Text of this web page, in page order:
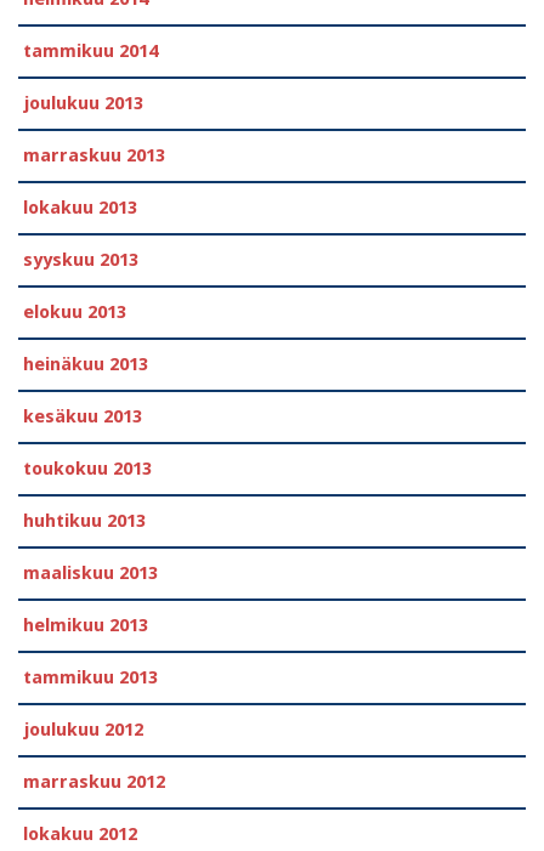
tammikuu 2014
joulukuu 2013
marraskuu 2013
lokakuu 2013
syyskuu 2013
elokuu 2013
heinäkuu 2013
kesäkuu 2013
toukokuu 2013
huhtikuu 2013
maaliskuu 2013
helmikuu 2013
tammikuu 2013
joulukuu 2012
marraskuu 2012
lokakuu 2012